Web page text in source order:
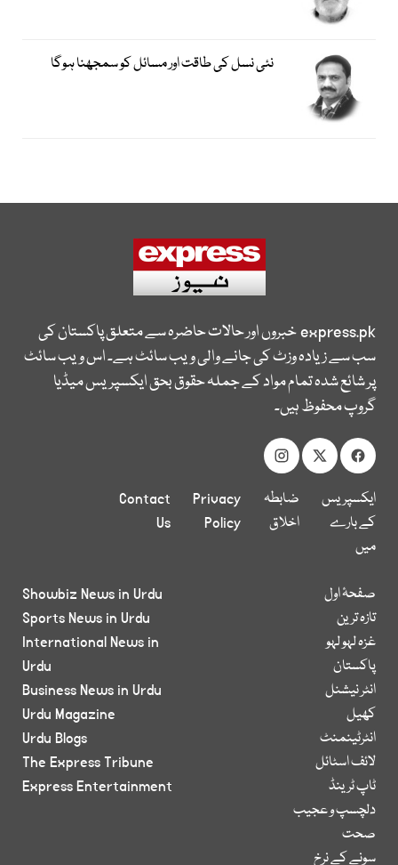
نئی نسل کی طاقت اور مسائل کو سمجھنا ہوگا
express.pkخبروں اور حالات حاضرہ سے متعلق پاکستان کی
سب سے زیادہ وزٹ کی جانے والی ویب سائٹ ہے۔ اس ویب سائٹ
پر شائع شدہ تمام مواد کے جملہ حقوق بحق ایکسپریس میڈیا
گروپ محفوظ ہیں۔
ایکسپریس
کے بارے
میں
ضابطہ
اخلاق
Privacy
Policy
Contact
Us
صفحۂ اول
تازہ ترین
غزہ لہو لہو
پاکستان
انٹر نیشنل
کھیل
انٹرٹینمنٹ
لائف اسٹائل
ٹاپ ٹرینڈ
دلچسپ و عجیب
صحت
سونے کے نرخ
Showbiz News in Urdu
Sports News in Urdu
International News in
Urdu
Business News in Urdu
Urdu Magazine
Urdu Blogs
The Express Tribune
Express Entertainment